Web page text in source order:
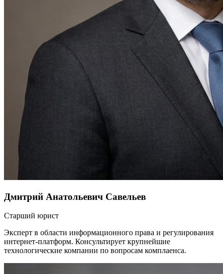
Дмитрий Анатольевич Савельев
Старший юрист
Эксперт в области информационного права и регулирования
интернет-платформ. Консультирует крупнейшие
технологические компании по вопросам комплаенса.